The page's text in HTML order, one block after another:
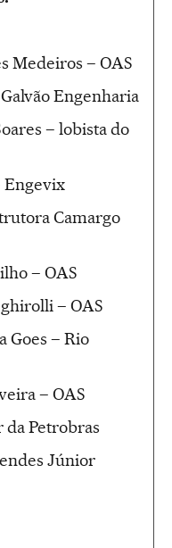
Medeiros – OAS
Engenharia
– lobista do
Engevix
Camargo
– OAS
– OAS
Goes – Rio
– OAS
Petrobras
Júnior